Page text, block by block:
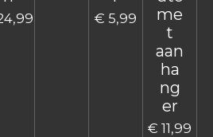
€ 5,99
me
t
aan
ha
ng
er
€ 11,99